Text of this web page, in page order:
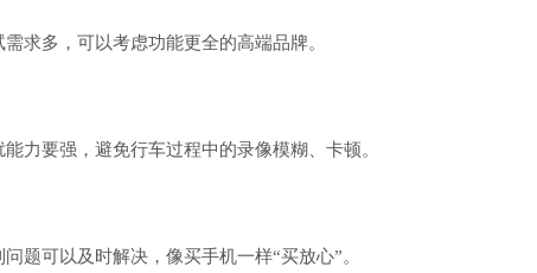
求多，可以考虑功能更全的高端品牌。
力要强，避免行车过程中的录像模糊、卡顿。
题可以及时解决，像买手机一样“买放心”。